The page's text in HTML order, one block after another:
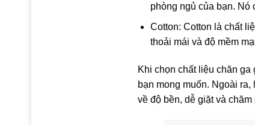
phòng ngủ của bạn. Nó
Cotton: Cotton là chất
thoải mái và độ mềm
Khi chọn chất liệu chăn
bạn mong muốn. Ngoài
về độ bền, dễ giặt và chăm